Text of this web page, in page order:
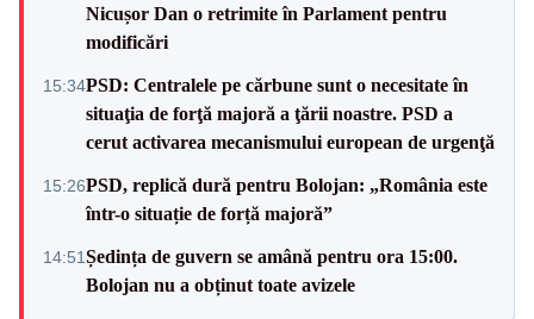
Nicușor Dan o retrimite în Parlament pentru
modificări
15:34PSD: Centralele pe cărbune sunt o necesitate în
situaţia de forţă majoră a ţării noastre. PSD a
cerut activarea mecanismului european de urgenţă
15:26PSD, replică dură pentru Bolojan: „România este
într-o situație de forță majoră”
14:51Ședința de guvern se amână pentru ora 15:00.
Bolojan nu a obținut toate avizele